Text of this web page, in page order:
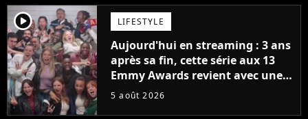
player2 LIFESTYLE
Aujourd'hui en streaming : 3 ans
après sa fin, cette série aux 13
Emmy Awards revient avec une
suite... totalement différente
5 août 2026